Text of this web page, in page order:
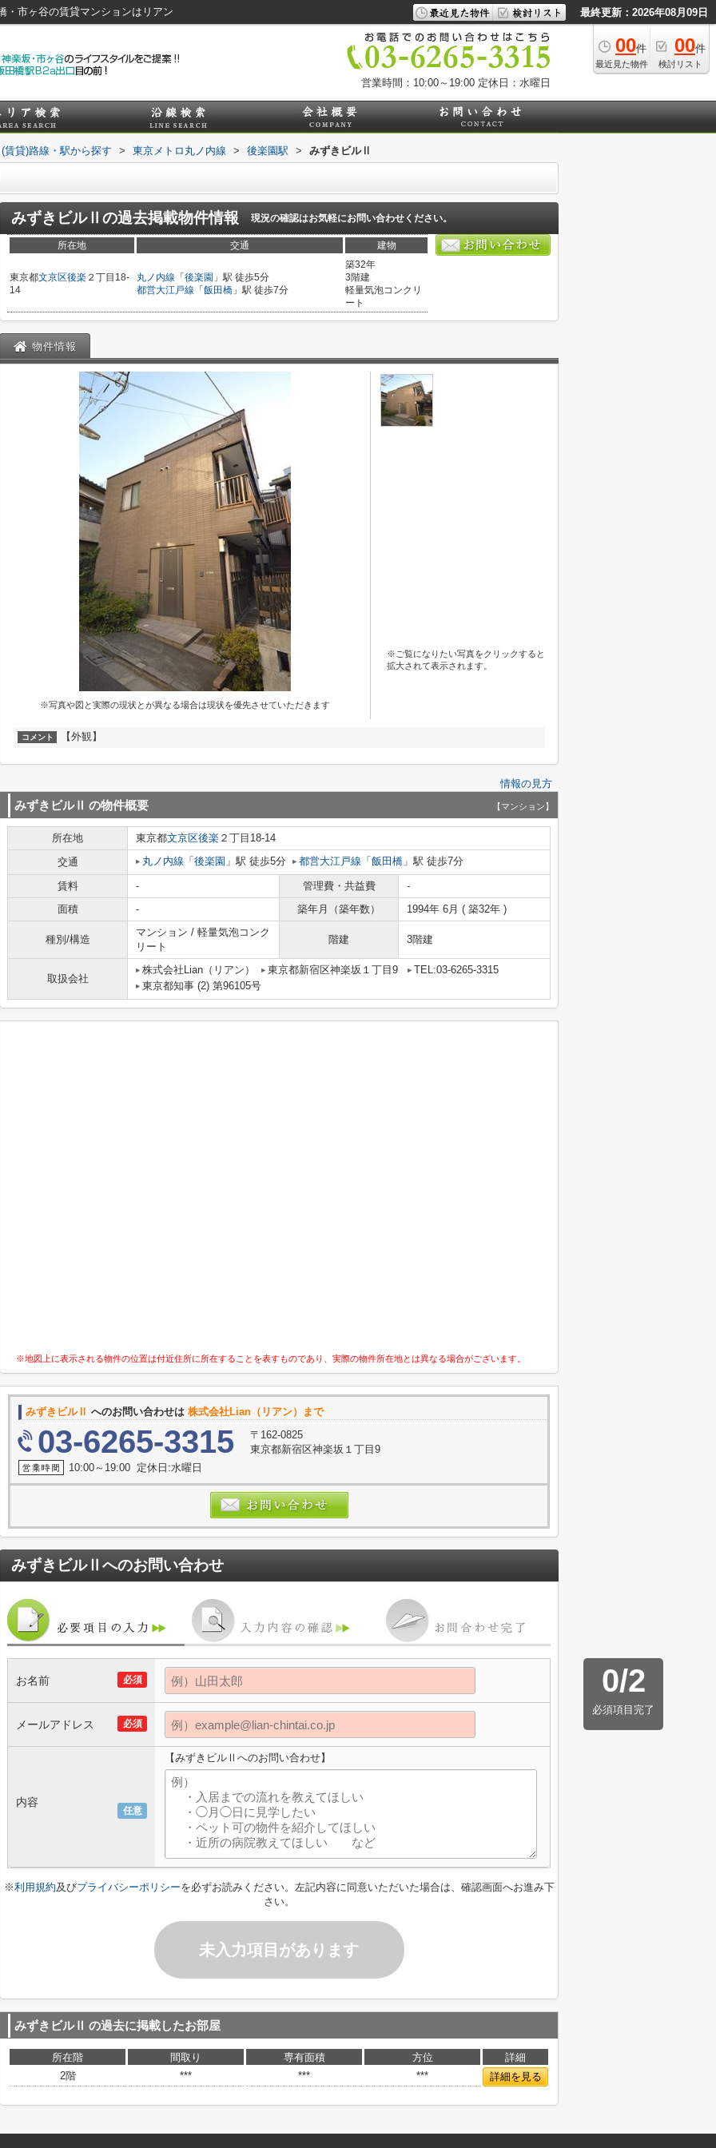
市ヶ谷の賃貸マンションはリアン 最終更新：2026年08月09日
00件
最近見た物件
00件
検討リスト
営業時間：10:00～19:00 定休日：水曜日
(賃貸)路線・駅から探す > 東京メトロ丸ノ内線 > 後楽園駅 > みずきビルⅡ
みずきビルⅡ の過去掲載物件情報 現況の確認はお気軽にお問い合わせください。
所在地 交通 建物
東京都文京区後楽 ２丁目18-
14
丸ノ内線 「 後楽園 」駅 徒歩5分
都営大江戸線 「 飯田橋 」駅 徒歩7分
築32年
3階建
軽量気泡コンクリ
ート
物件情報
※写真や図と実際の現状とが異なる場合は現状を優先させていただきます
※ご覧になりたい写真をクリックすると
拡大されて表示されます。
コメント 【外観】
情報の見方
みずきビルⅡ の物件概要 【マンション】
所在地 東京都文京区後楽 ２丁目18-14
交通
丸ノ内線 「 後楽園 」駅 徒歩5分 都営大江戸線 「 飯田橋 」駅 徒歩7分
賃料 - 管理費・共益費
-
面積
- 築年月（築年数） 1994年 6月 ( 築32年 )
種別/構造
マンション / 軽量気泡コンク
リート
階建 3階建
取扱会社
株式会社Lian（リアン） 東京都新宿区神楽坂１丁目9
TEL:03-6265-3315
東京都知事 (2) 第96105号
※地図上に表示される物件の位置は付近住所に所在することを表すものであり、実際の物件所在地とは異なる場合がございます。
みずきビルⅡ へのお問い合わせは 株式会社Lian（リアン）まで
03-6265-3315
〒162-0825
東京都新宿区神楽坂１丁目9
10:00～19:00 定休日:水曜日
みずきビルⅡ へのお問い合わせ
0/2
必須項目完了
必須
お名前
必須
メールアドレス
任意
内容
【みずきビルⅡへのお問い合わせ】
※利用規約及びプライバシーポリシーを必ずお読みください。左記内容に同意いただいた場合は、確認画面へお進み下
さい。
未入力項目があります
みずきビルⅡ の過去に掲載したお部屋
所在階 間取り 専有面積 方位
詳細
2階
*** *** *** 詳細を見る